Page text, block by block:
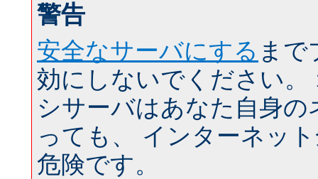
警告
安全なサーバにする まで
効にしないでください。
シサーバはあなた自身
っても、 インターネッ
危険です。